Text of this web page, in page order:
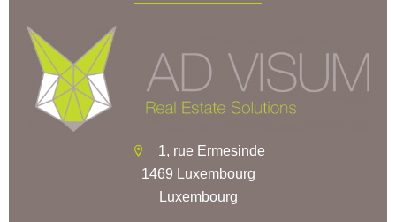
1, rue Ermesinde
1469 Luxembourg
Luxembourg